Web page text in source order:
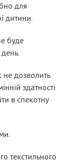
для
дитини.
буде
не дозволить
здатності
в спекотну
текстильного